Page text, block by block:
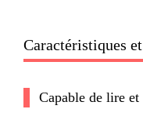
Caractéristiques
Capable de lire